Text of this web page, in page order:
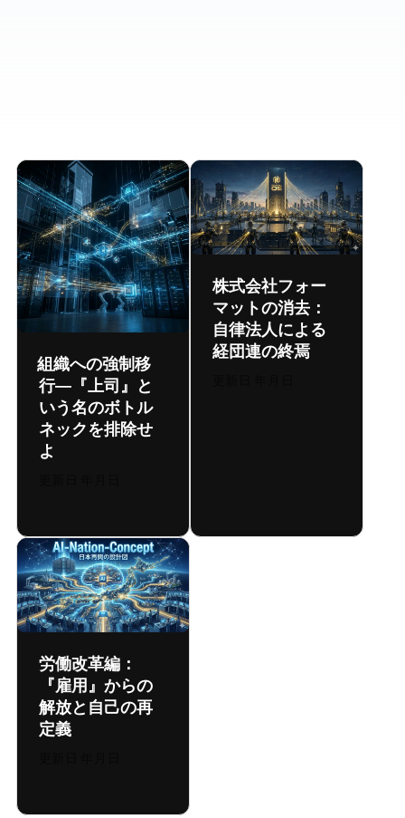
DAO組織への強制移
行 ― 『上司』と
いう名のボトル
ネックを排除せ
よ
株式会社フォー
マットの消去：
自律法人による
経団連の終焉
労働改革編：
『雇用』からの
解放と自己の再
定義